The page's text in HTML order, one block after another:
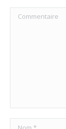
Commentaire
Nom *